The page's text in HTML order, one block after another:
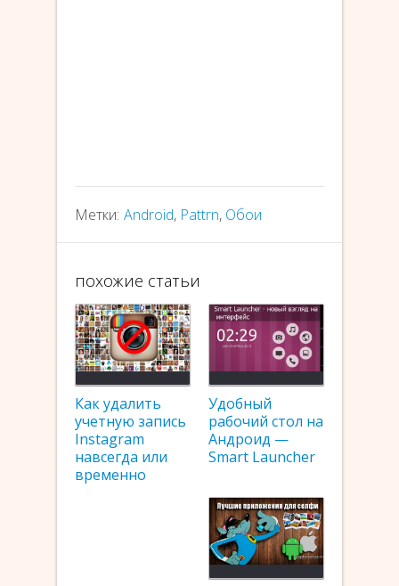
Метки: Android, Pattrn, Обои
похожие статьи
Как удалить
учетную запись
Instagram
навсегда или
временно
Удобный
рабочий стол на
Андроид —
Smart Launcher